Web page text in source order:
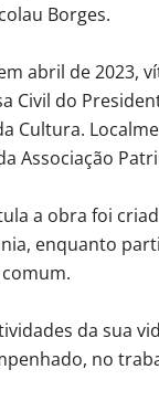
Borges.
abril de 2023,
Civil do
Cultura.
Associação
a obra foi
enquanto
da sua
no